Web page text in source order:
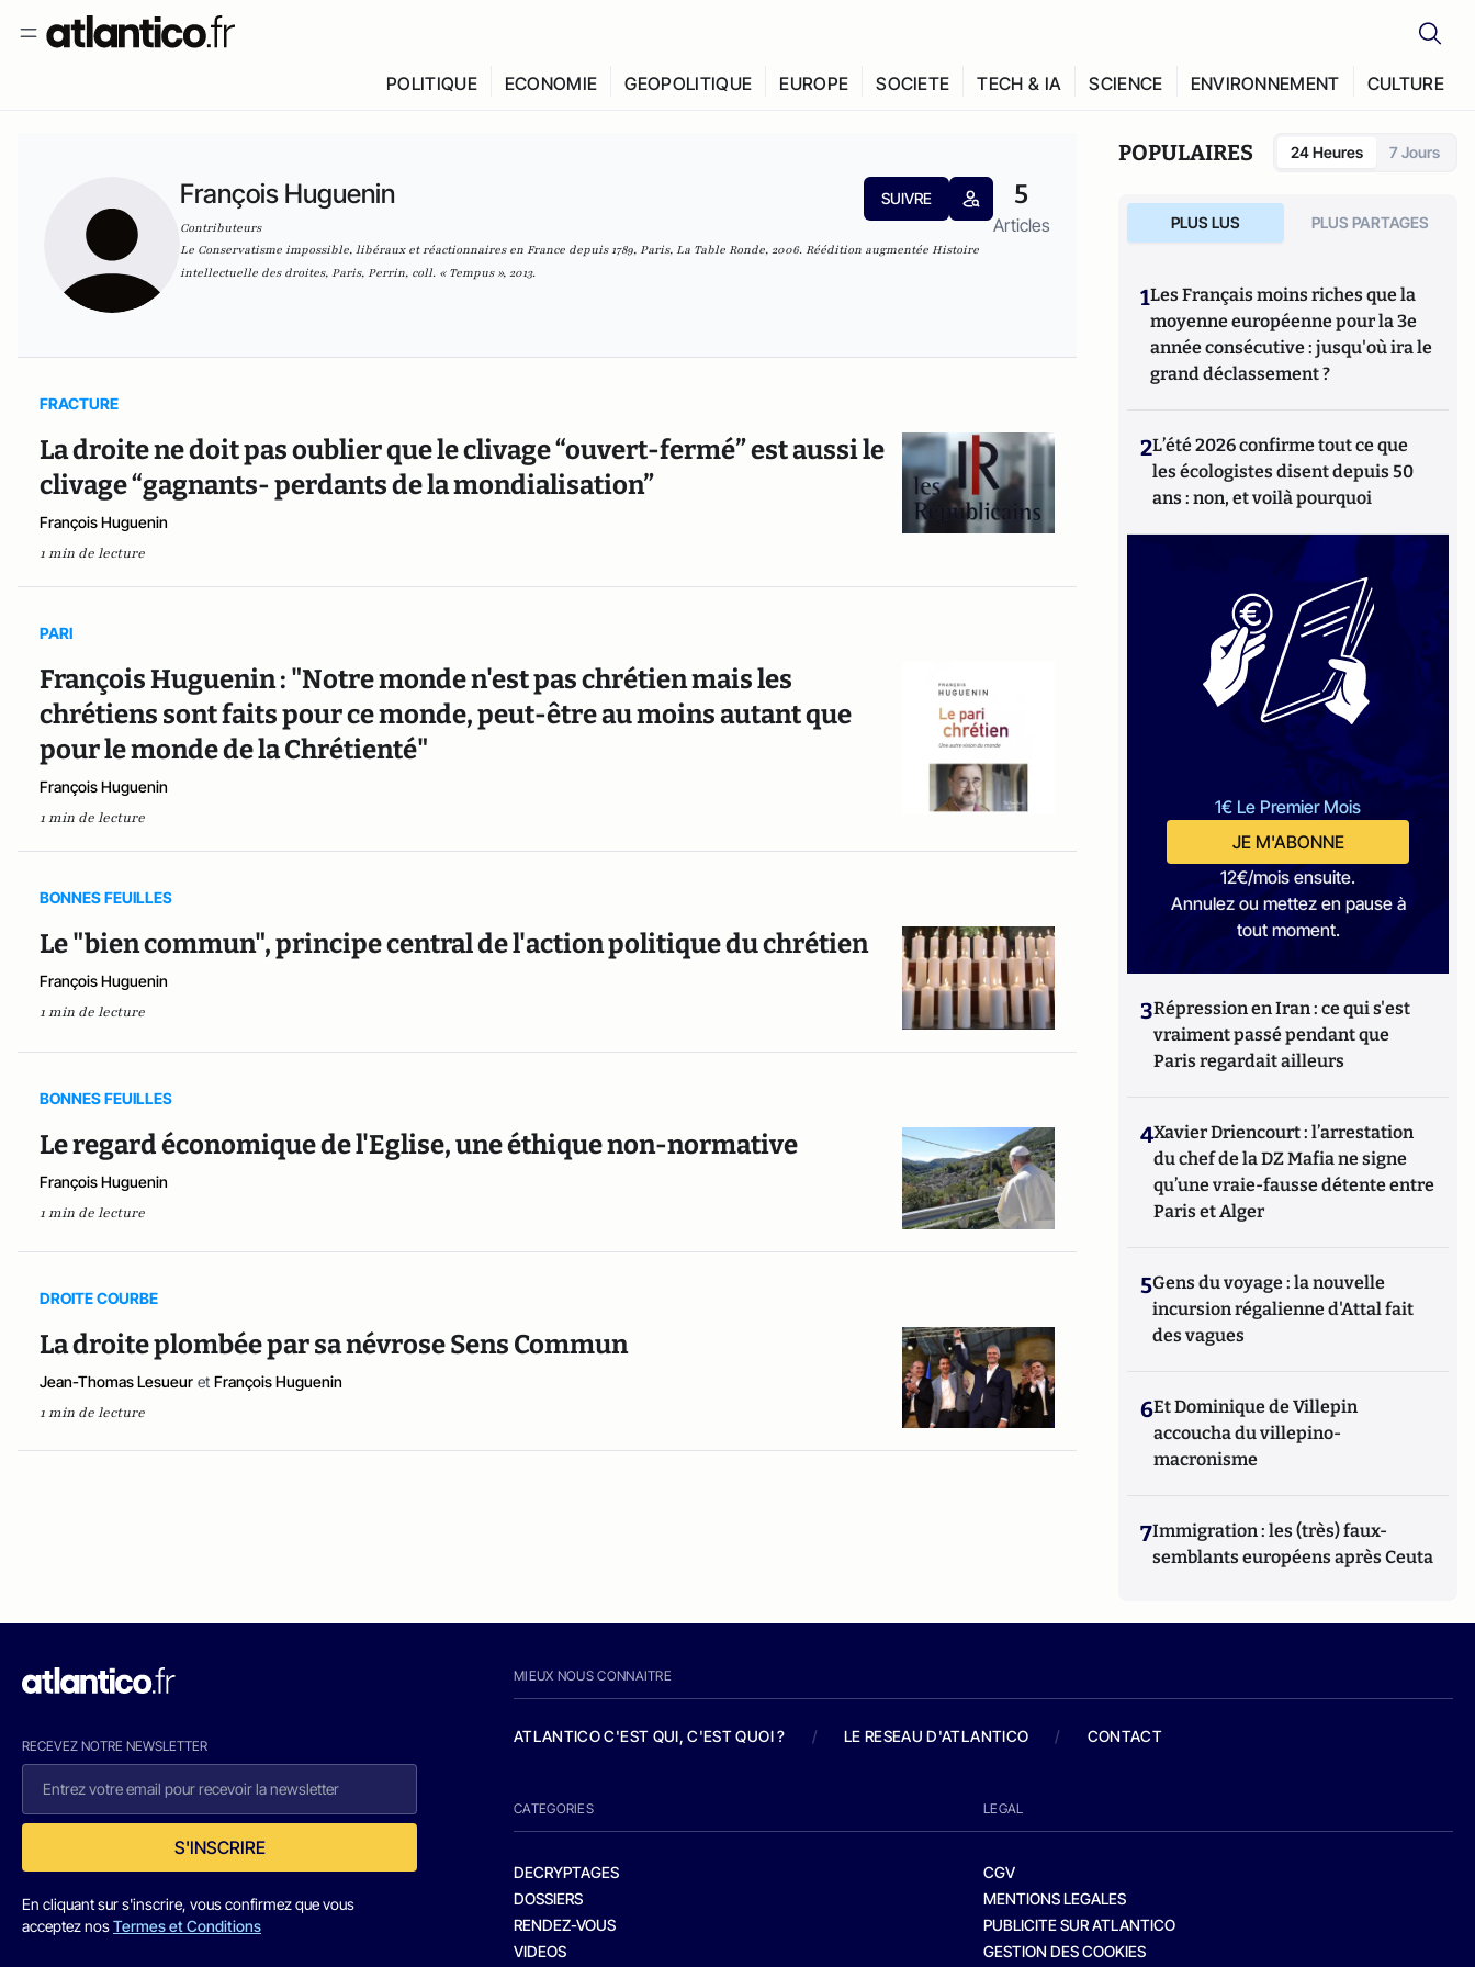
POLITIQUE ECONOMIE GEOPOLITIQUE EUROPE SOCIETE TECH & IA SCIENCE ENVIRONNEMENT CULTURE
François Huguenin
Contributeurs
SUIVRE 5
Articles
Le Conservatisme impossible, libéraux et réactionnaires en France depuis 1789, Paris, La Table Ronde, 2006. Réédition augmentée Histoire
intellectuelle des droites, Paris, Perrin, coll. « Tempus », 2013.
FRACTURE
La droite ne doit pas oublier que le clivage “ouvert-fermé” est aussi le
clivage “gagnants- perdants de la mondialisation”
François Huguenin
1 min de lecture
PARI
François Huguenin : "Notre monde n'est pas chrétien mais les
chrétiens sont faits pour ce monde, peut-être au moins autant que
pour le monde de la Chrétienté"
François Huguenin
1 min de lecture
BONNES FEUILLES
Le "bien commun", principe central de l'action politique du chrétien
François Huguenin
1 min de lecture
BONNES FEUILLES
Le regard économique de l'Eglise, une éthique non-normative
François Huguenin
1 min de lecture
DROITE COURBE
La droite plombée par sa névrose Sens Commun
Jean-Thomas Lesueur et François Huguenin
1 min de lecture
POPULAIRES 24 Heures 7 Jours
PLUS LUS PLUS PARTAGES
1Les Français moins riches que la
moyenne européenne pour la 3e
année consécutive : jusqu'où ira le
grand déclassement ?
2L’été 2026 confirme tout ce que
les écologistes disent depuis 50
ans : non, et voilà pourquoi
1€ Le Premier Mois
JE M'ABONNE
12€/mois ensuite.
Annulez ou mettez en pause à
tout moment.
3Répression en Iran : ce qui s'est
vraiment passé pendant que
Paris regardait ailleurs
4Xavier Driencourt : l’arrestation
du chef de la DZ Mafia ne signe
qu’une vraie-fausse détente entre
Paris et Alger
5Gens du voyage : la nouvelle
incursion régalienne d'Attal fait
des vagues
6Et Dominique de Villepin
accoucha du villepino-
macronisme
7Immigration : les (très) faux-
semblants européens après Ceuta
RECEVEZ NOTRE NEWSLETTER
S'INSCRIRE
En cliquant sur s'inscrire, vous confirmez que vous
acceptez nosTermes et Conditions
MIEUX NOUS CONNAITRE
ATLANTICO C'EST QUI, C'EST QUOI ? / LE RESEAU D'ATLANTICO / CONTACT
CATEGORIES
DECRYPTAGES
DOSSIERS
RENDEZ-VOUS
VIDEOS
LEGAL
CGV
MENTIONS LEGALES
PUBLICITE SUR ATLANTICO
GESTION DES COOKIES